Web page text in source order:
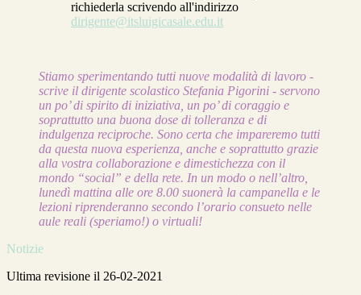
richiederla scrivendo all'indirizzo
dirigente@itsluigicasale.edu.it
Stiamo sperimentando tutti nuove modalità di lavoro -
scrive il dirigente scolastico Stefania Pigorini - servono
un po’ di spirito di iniziativa, un po’ di coraggio e
soprattutto una buona dose di tolleranza e di
indulgenza reciproche. Sono certa che impareremo tutti
da questa nuova esperienza, anche e soprattutto grazie
alla vostra collaborazione e dimestichezza con il
mondo “social” e della rete. In un modo o nell’altro,
lunedì mattina alle ore 8.00 suonerà la campanella e le
lezioni riprenderanno secondo l’orario consueto nelle
aule reali (speriamo!) o virtuali!
Notizie
Ultima revisione il 26-02-2021